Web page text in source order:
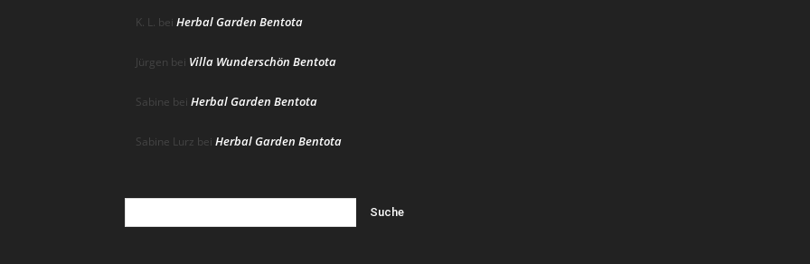
K. L. bei Herbal Garden Bentota
Jürgen bei Villa Wunderschön Bentota
Sabine bei Herbal Garden Bentota
Sabine Lurz bei Herbal Garden Bentota